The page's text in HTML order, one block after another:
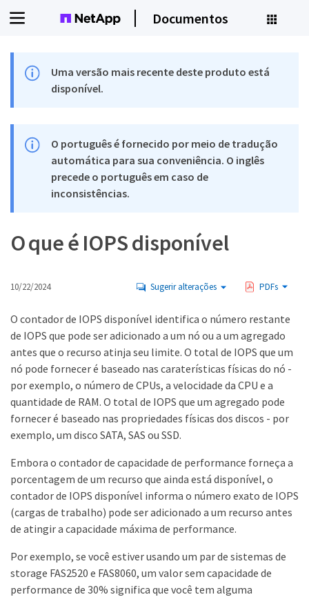
Documentos
Uma versão mais recente deste produto está
disponível.
O português é fornecido por meio de tradução
automática para sua conveniência. O inglês
precede o português em caso de
inconsistências.
O que é IOPS disponível
10/22/2024 Sugerir alterações PDFs
O contador de IOPS disponível identifica o número restante
de IOPS que pode ser adicionado a um nó ou a um agregado
antes que o recurso atinja seu limite. O total de IOPS que um
nó pode fornecer é baseado nas caraterísticas físicas do nó -
por exemplo, o número de CPUs, a velocidade da CPU e a
quantidade de RAM. O total de IOPS que um agregado pode
fornecer é baseado nas propriedades físicas dos discos - por
exemplo, um disco SATA, SAS ou SSD.
Embora o contador de capacidade de performance forneça a
porcentagem de um recurso que ainda está disponível, o
contador de IOPS disponível informa o número exato de IOPS
(cargas de trabalho) pode ser adicionado a um recurso antes
de atingir a capacidade máxima de performance.
Por exemplo, se você estiver usando um par de sistemas de
storage FAS2520 e FAS8060, um valor sem capacidade de
performance de 30% significa que você tem alguma